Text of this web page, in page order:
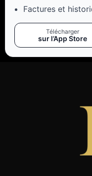
Factures et
Télécharger
sur l’App Store